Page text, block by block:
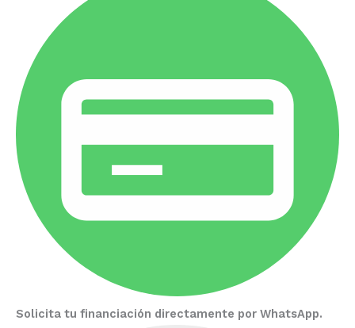
Solicita tu financiación directamente por WhatsApp.